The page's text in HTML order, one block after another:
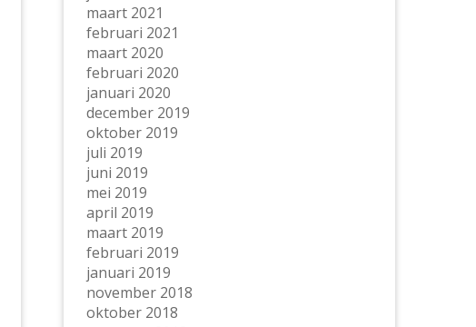
maart 2021
februari 2021
maart 2020
februari 2020
januari 2020
december 2019
oktober 2019
juli 2019
juni 2019
mei 2019
april 2019
maart 2019
februari 2019
januari 2019
november 2018
oktober 2018